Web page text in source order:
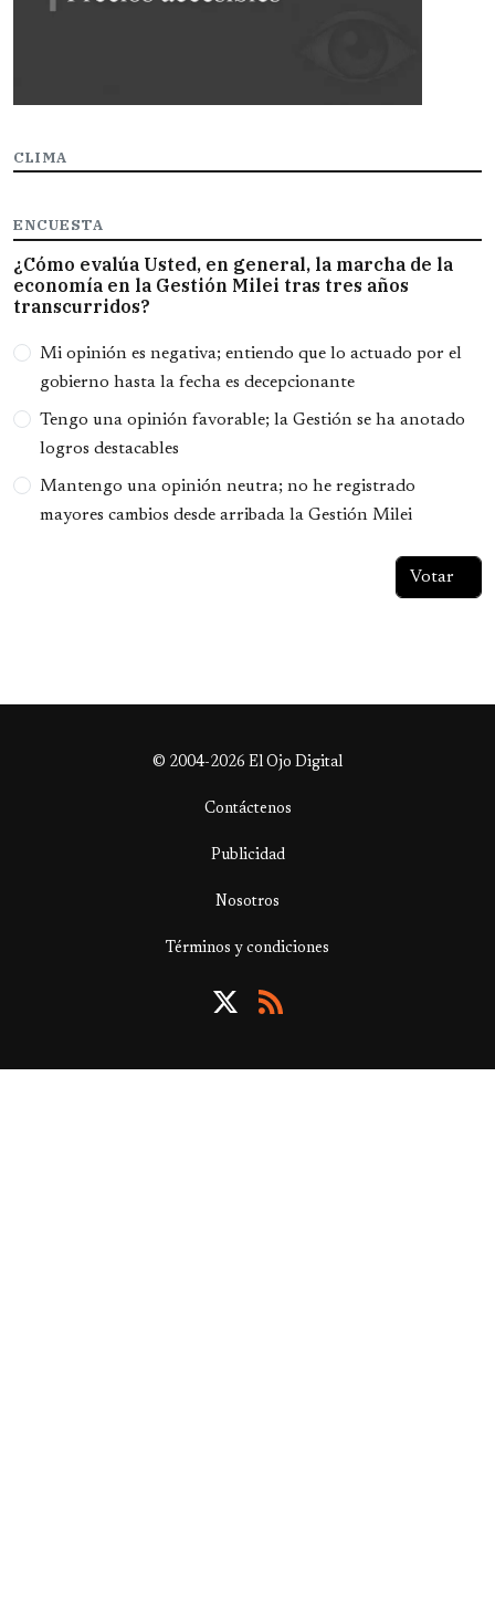
CLIMA
ENCUESTA
¿Cómo evalúa Usted, en general, la marcha de la
economía en la Gestión Milei tras tres años
transcurridos?
Opciones
Mi opinión es negativa; entiendo que lo actuado por el
gobierno hasta la fecha es decepcionante
Tengo una opinión favorable; la Gestión se ha anotado
logros destacables
Mantengo una opinión neutra; no he registrado
mayores cambios desde arribada la Gestión Milei
© 2004-2026 El Ojo Digital
Contáctenos
Publicidad
Nosotros
Términos y condiciones